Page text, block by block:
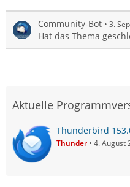
Community-Bot 3.
Hat das Thema
Aktuelle
Thunderbird
Thunder 4. August